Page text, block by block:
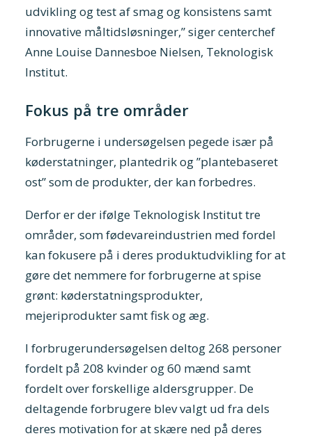
udvikling og test af smag og konsistens samt
innovative måltidsløsninger,” siger centerchef
Anne Louise Dannesboe Nielsen, Teknologisk
Institut.
Fokus på tre områder
Forbrugerne i undersøgelsen pegede især på
køderstatninger, plantedrik og ”plantebaseret
ost” som de produkter, der kan forbedres.
Derfor er der ifølge Teknologisk Institut tre
områder, som fødevareindustrien med fordel
kan fokusere på i deres produktudvikling for at
gøre det nemmere for forbrugerne at spise
grønt: køderstatningsprodukter,
mejeriprodukter samt fisk og æg.
I forbrugerundersøgelsen deltog 268 personer
fordelt på 208 kvinder og 60 mænd samt
fordelt over forskellige aldersgrupper. De
deltagende forbrugere blev valgt ud fra dels
deres motivation for at skære ned på deres